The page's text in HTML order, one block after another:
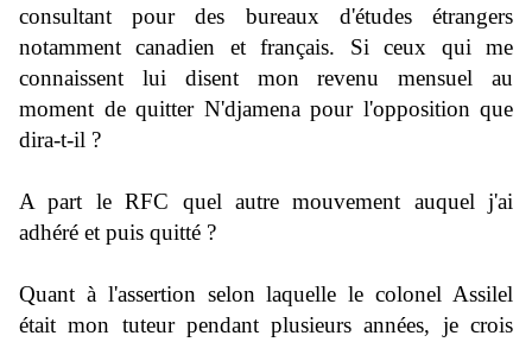
consultant pour des bureaux d'études étrangers
notamment canadien et français. Si ceux qui me
connaissent lui disent mon revenu mensuel au
moment de quitter N'djamena pour l'opposition que
dira-t-il ?
A part le RFC quel autre mouvement auquel j'ai
adhéré et puis quitté ?
Quant à l'assertion selon laquelle le colonel Assilel
était mon tuteur pendant plusieurs années, je crois